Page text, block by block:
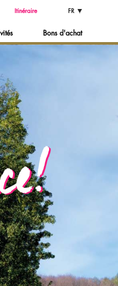
Itinéraire FR
Bons d'achat